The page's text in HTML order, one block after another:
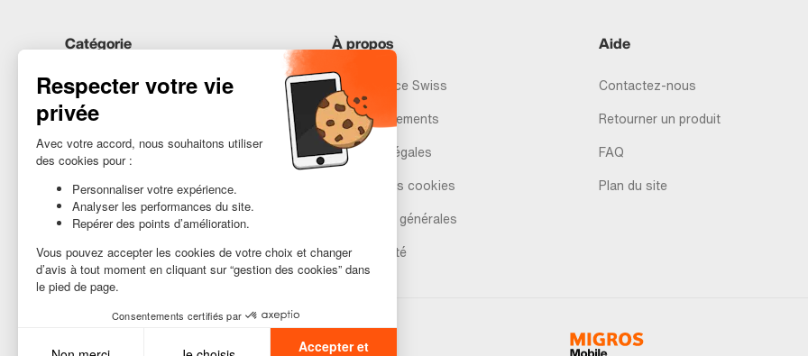
Catégorie
iPhones
Samsung
Huawei
Besoin d’aide ?
À propos
Recommerce Swiss
Nos engagements
Mentions légales
Gestion des cookies
Conditions générales
Accessibilité
Aide
Contactez-nous
Retourner un produit
FAQ
Plan du site